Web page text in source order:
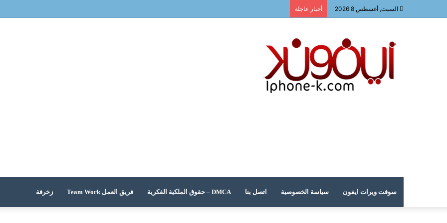
السبت, أغسطس 8 2026 أخبار عاجلة
سوفت ويرات ايفون سياسة الخصوصية اتصل بنا DMCA – حقوق الملكية الفكرية فريق العمل Team Work زخرفة